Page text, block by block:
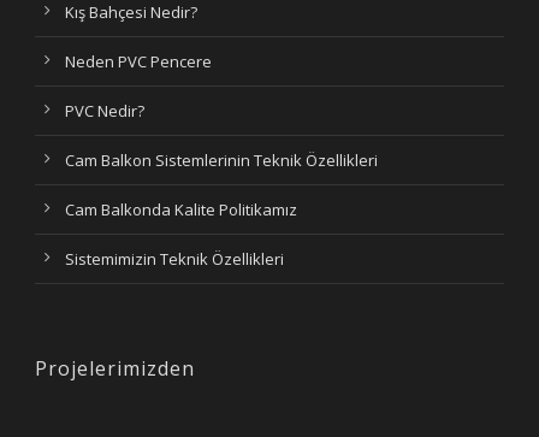
Kış Bahçesi Nedir?
Neden PVC Pencere
PVC Nedir?
Cam Balkon Sistemlerinin Teknik Özellikleri
Cam Balkonda Kalite Politikamız
Sistemimizin Teknik Özellikleri
Projelerimizden